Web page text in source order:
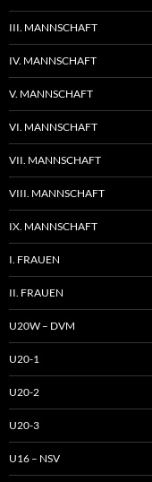
III. MANNSCHAFT
IV. MANNSCHAFT
V. MANNSCHAFT
VI. MANNSCHAFT
VII. MANNSCHAFT
VIII. MANNSCHAFT
IX. MANNSCHAFT
I. FRAUEN
II. FRAUEN
U20W – DVM
U20-1
U20-2
U20-3
U16 – NSV